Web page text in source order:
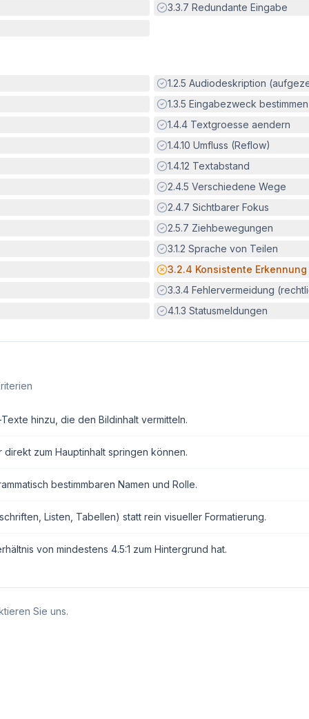
Erfüllt:
3.3.7 Redundante Eingabe
Erfüllt:
1.2.5 Audiodeskription
Erfüllt:
1.3.5 Eingabezweck bestimmen
Erfüllt:
1.4.4 Textgroesse aendern
Erfüllt:
1.4.10 Umfluss (Reflow)
Erfüllt:
1.4.12 Textabstand
Erfüllt:
2.4.5 Verschiedene Wege
Erfüllt:
2.4.7 Sichtbarer Fokus
Erfüllt:
2.5.7 Ziehbewegungen
Erfüllt:
3.1.2 Sprache von Teilen
Potenzielle Barriere:
3.2.4 Konsistente Erkennung
Erfüllt:
3.3.4 Fehlervermeidung
Erfüllt:
4.1.3 Statusmeldungen
hinzu, die den Bildinhalt vermitteln.
zum Hauptinhalt springen können.
bestimmbaren Namen und Rolle.
Listen, Tabellen) statt rein visueller Formatierung.
von mindestens 4.5:1 zum Hintergrund hat.
Sie uns.